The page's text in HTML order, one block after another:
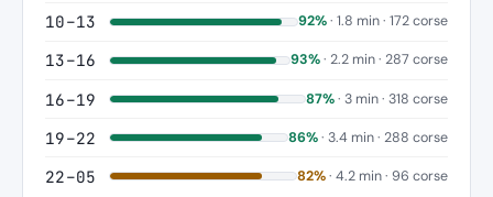
10–13 92%· 1.8 min · 172 corse
13–16 93%· 2.2 min · 287 corse
16–19 87%· 3 min · 318 corse
19–22 86%· 3.4 min · 288 corse
22–05 82%· 4.2 min · 96 corse